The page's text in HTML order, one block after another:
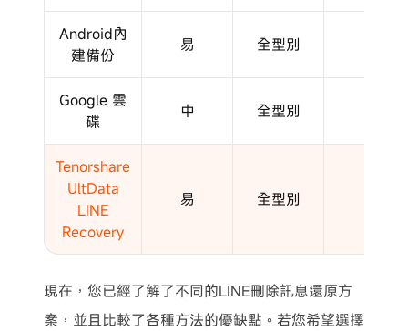
Android內
建備份
易 全型別
Google 雲
碟
中 全型別
Tenorshare
UltData
LINE
Recovery
易 全型別
現在，您已經了解了不同的LINE刪除訊息還原方
案，並且比較了各種方法的優缺點。若您希望選擇